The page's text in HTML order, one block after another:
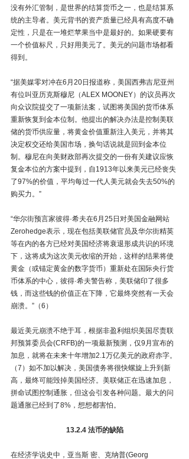
没有外汇管制，是世界的结算货币之一，也是结算系
统的主导者。美元背书的资产质量已经具有高度不确
定性，只是在一堆烂苹果当中是最好的。如果硬要有
一个价值标尺，只好用美元了。美元的问题市场都看
得到。
“据美媒零对冲在6月20日报道称，美国西弗吉尼亚州
有位叫亚历克斯穆尼（ALEX MOONEY）的议员再次
向众议院提交了一项新法案，试图将美国的货币体系
重新恢复到金本位制。他提出的解决办法是控制美联
储的货币供应量，将黄金价值重新注入美元，并将其
决定权交还给美国市场，换句话说就是回到金本位
制。穆尼在向美财政部再次提交的一份有关建议应恢
复金本位的方案中提到，自1913年以来美元已经丧失
了97%的价值，平均每过一代人美元就会失去50%的
购买力。”
“华尔街预言家彼得·希夫在6月25日对美国金融网站
Zerohedge表示，现在包括美联储官员及华尔街精英
等在内的各方已经对美国经济将衰退形成共识的环境
下，这将成为这次美元收缩的开始，这样的结果将使
黄金（或锚定黄金的数字货币）重新处在国际央行货
币体系的中心，彼得·希夫警告称，美联储印了很多
钱，而这些钱的价值正在下降，它最终突然有一天会
崩溃。”（6）
最近美元崩溃不绝于耳，根据非盈利组织美国尽责联
邦预算委员会(CRFB)的一项最新预测，仅9月宣布的
加息，就将在未来十年增加2.1万亿美元的政府赤字。
（7）如不加以解决，美国债务将很快螺旋上升到新
高，最终可能毁掉美国经济。美联储正在迅速加息，
拼命试图控制通胀，但这会引发各种问题。最大的问
题通胀已经到了8%，想想都害怕。
13.2.4 法币的缺陷
在经济学说史中，亚当斯 密、克纳普(Georg